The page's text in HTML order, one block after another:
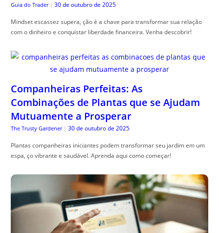
Guia do Trader | 30 de outubro de 2025
Mindset escassez supera, ção é a chave para transformar sua relação
com o dinheiro e conquistar liberdade financeira. Venha descobrir!
Companheiras Perfeitas: As
Combinações de Plantas que se Ajudam
Mutuamente a Prosperar
The Trusty Gardener | 30 de outubro de 2025
Plantas companheiras iniciantes podem transformar seu jardim em um
espa, ço vibrante e saudável. Aprenda aqui como começar!